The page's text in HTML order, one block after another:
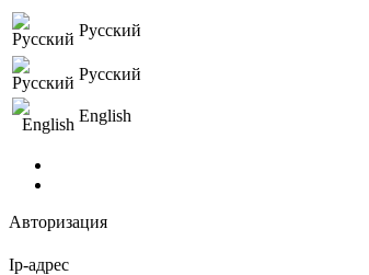
Русский
Русский
English
Авторизация
Ip-адрес